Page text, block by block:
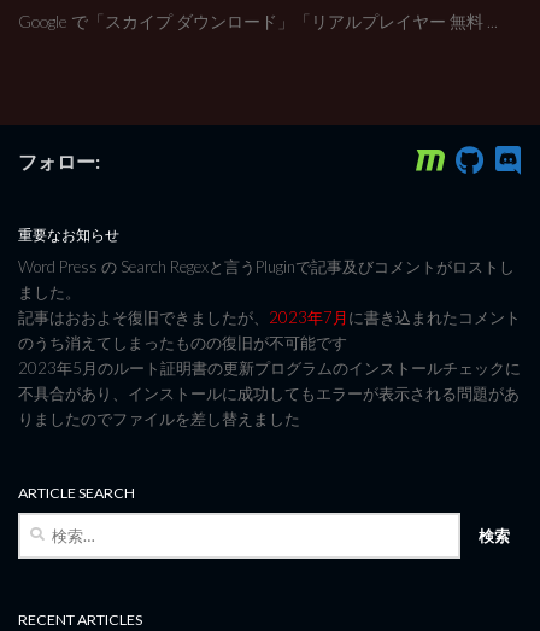
Google で「スカイプ ダウンロード」「リアルプレイヤー 無料 ...
フォロー:
重要なお知らせ
Word Press の Search Regexと言うPluginで記事及びコメントがロストし
ました。
記事はおおよそ復旧できましたが、 2023年7月に書き込まれたコメント
のうち消えてしまったものの復旧が不可能です
2023年5月のルート証明書の更新プログラムのインストールチェックに
不具合があり、インストールに成功してもエラーが表示される問題があ
りましたのでファイルを差し替えました
ARTICLE SEARCH
検
RECENT ARTICLES